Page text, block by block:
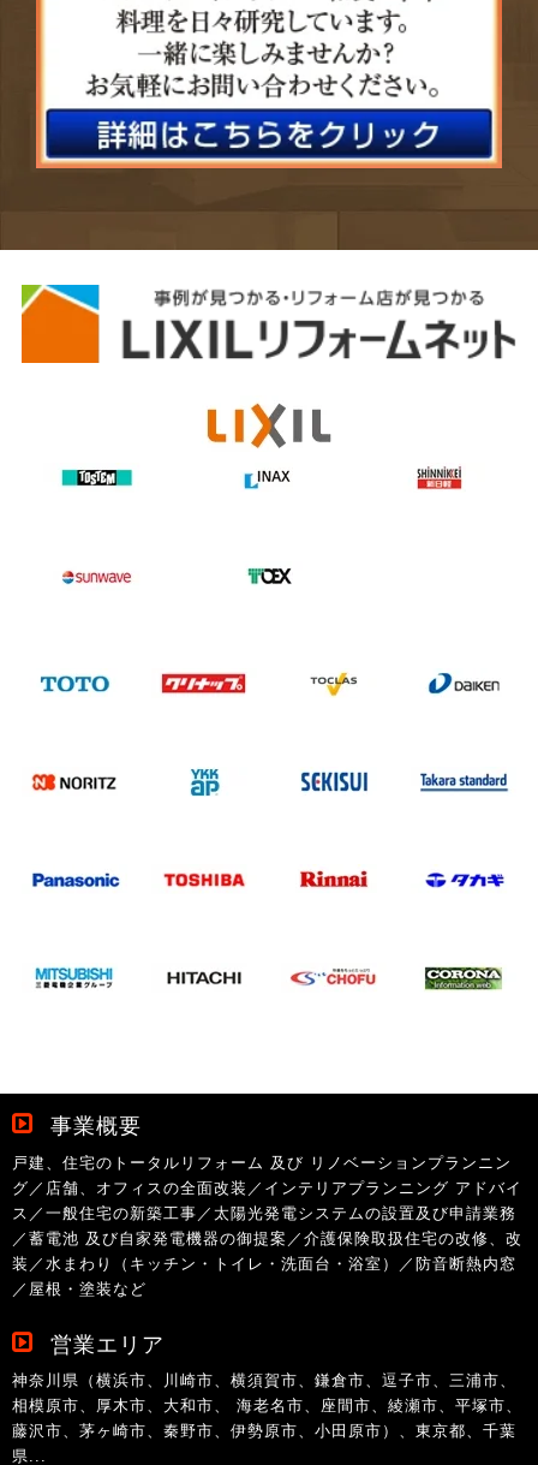
事業概要
戸建、住宅のトータルリフォーム 及び リノベーションプランニン
グ／店舗、オフィスの全面改装／インテリアプランニング アドバイ
ス／一般住宅の新築工事／太陽光発電システムの設置及び申請業務
／蓄電池 及び自家発電機器の御提案／介護保険取扱住宅の改修、改
装／水まわり（キッチン・トイレ・洗面台・浴室）／防音断熱内窓
／屋根・塗装など
営業エリア
神奈川県（横浜市、川崎市、横須賀市、鎌倉市、逗子市、三浦市、
相模原市、厚木市、大和市、 海老名市、座間市、綾瀬市、平塚市、
藤沢市、茅ヶ崎市、秦野市、伊勢原市、小田原市）、東京都、千葉
県...